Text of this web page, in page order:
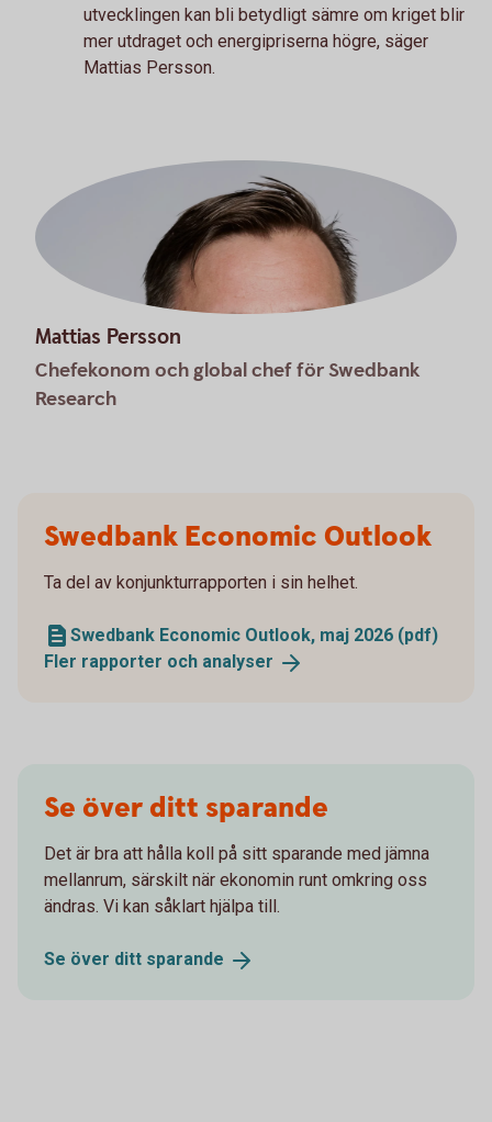
utvecklingen kan bli betydligt sämre om kriget blir
mer utdraget och energipriserna högre, säger
Mattias Persson.
Mattias Persson
Chefekonom och global chef för Swedbank
Research
Swedbank Economic Outlook
Ta del av konjunkturrapporten i sin helhet.
Swedbank Economic Outlook, maj 2026 (pdf)
Fler rapporter och analyser
Se över ditt sparande
Det är bra att hålla koll på sitt sparande med jämna
mellanrum, särskilt när ekonomin runt omkring oss
ändras. Vi kan såklart hjälpa till.
Se över ditt sparande